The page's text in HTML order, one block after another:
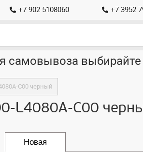
+7 902 5108060 +7 3952
самовывоза
C00 черный
L4080A-C00
Новая